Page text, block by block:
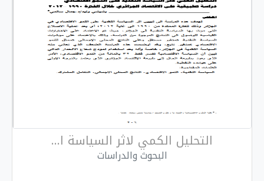
التحليل الكمي لاثر السياسة ا...
البحوث والدراسات